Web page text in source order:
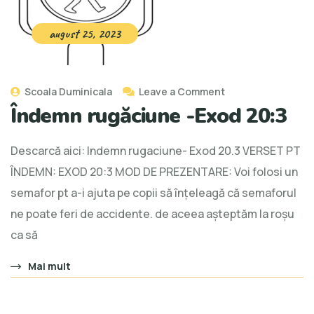
august 25, 2023
Scoala Duminicala Leave a Comment
Îndemn rugăciune -Exod 20:3
Descarcă aici: Indemn rugaciune- Exod 20.3 VERSET PT
ÎNDEMN: EXOD 20:3 MOD DE PREZENTARE: Voi folosi un
semafor pt a-i ajuta pe copii să înțeleagă că semaforul
ne poate feri de accidente. de aceea așteptăm la roșu
ca să
Mai mult